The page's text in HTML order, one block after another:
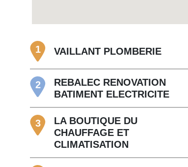
1 VAILLANT PLOMBERIE
2
REBALEC RENOVATION
BATIMENT ELECTRICITE
3
LA BOUTIQUE DU
CHAUFFAGE ET
CLIMATISATION